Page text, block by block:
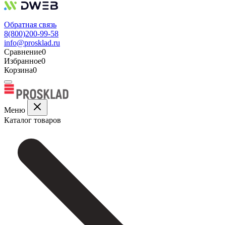
Обратная связь
8(800)200-99-58
info@prosklad.ru
Сравнение0
Избранное0
Корзина0
Меню
Каталог товаров